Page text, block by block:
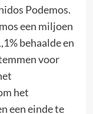
Podemos.
een miljoen
behaalde en
voor
het
een einde te